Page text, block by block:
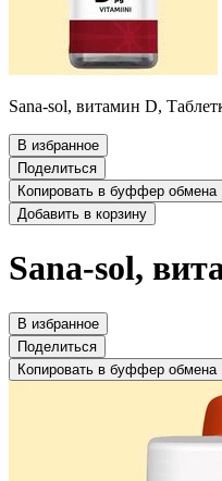
Sana-sol, витамин D,
В избранное
Поделиться
Копировать в буффер обмена
Добавить в корзину
Sana-sol,
В избранное
Поделиться
Копировать в буффер обмена